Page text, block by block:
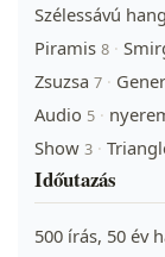
Szélessávú
Piramis 8 ·
Zsuzsa 7 ·
Audio 5 ·
Show 3 ·
Időutazás
500 írás, 50 év